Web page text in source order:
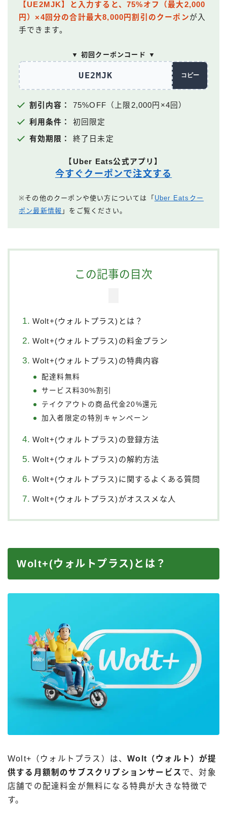
【UE2MJK】と入力すると、75%オフ（最大2,000
円）×4回分の合計最大8,000円割引のクーポンが入
手できます。
▼ 初回クーポンコード ▼
UE2MJK コピー
割引内容： 75%OFF（上限2,000円×4回）
利用条件： 初回限定
有効期限： 終了日未定
【Uber Eats公式アプリ】
今すぐクーポンで注文する
※その他のクーポンや使い方については「 Uber Eatsクー
ポン最新情報 」をご覧ください。
この記事の目次
Wolt+(ウォルトプラス)とは？
Wolt+(ウォルトプラス)の料金プラン
Wolt+(ウォルトプラス)の特典内容
配達料無料
サービス料30%割引
テイクアウトの商品代金20%還元
加入者限定の特別キャンペーン
Wolt+(ウォルトプラス)の登録方法
Wolt+(ウォルトプラス)の解約方法
Wolt+(ウォルトプラス)に関するよくある質問
Wolt+(ウォルトプラス)がオススメな人
Wolt+(ウォルトプラス)とは？
Wolt+（ウォルトプラス）は、Wolt（ウォルト）が提
供する月額制のサブスクリプションサービス で、対象
店舗での配達料金が無料になる特典が大きな特徴で
す。